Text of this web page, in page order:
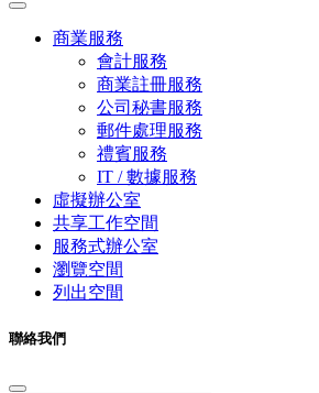
商業服務
會計服務
商業註冊服務
公司秘書服務
郵件處理服務
禮賓服務
IT / 數據服務
虛擬辦公室
共享工作空間
服務式辦公室
瀏覽空間
列出空間
聯絡我們